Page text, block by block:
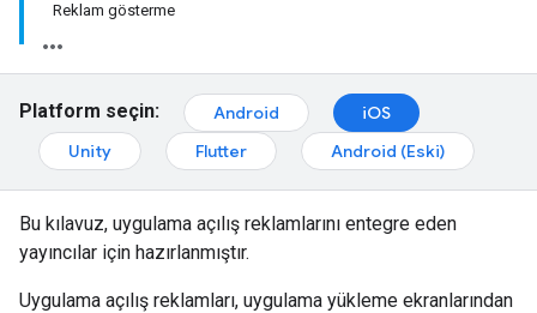
Reklam gösterme
Platform seçin: Android
iOS
Unity
Flutter Android (Eski)
Bu kılavuz, uygulama açılış reklamlarını entegre eden
yayıncılar için hazırlanmıştır.
Uygulama açılış reklamları, uygulama yükleme ekranlarından